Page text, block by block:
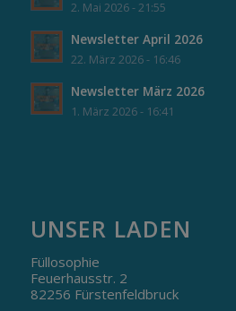
2. Mai 2026 - 21:55
Newsletter April 2026
22. März 2026 - 16:46
Newsletter März 2026
1. März 2026 - 16:41
UNSER LADEN
Füllosophie
Feuerhausstr. 2
82256 Fürstenfeldbruck